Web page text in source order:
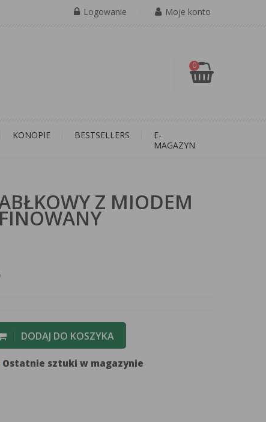
Logowanie Moje konto
0
KONOPIE BESTSELLERS
E-
MAGAZYN
Z MIODEM
DODAJ DO KOSZYKA
Ostatnie sztuki w magazynie